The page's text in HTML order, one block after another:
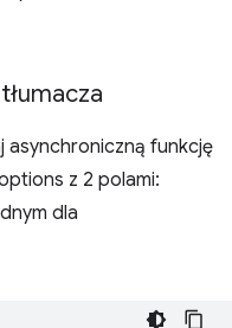
asynchroniczną funkcję
z 2 polami:
dla